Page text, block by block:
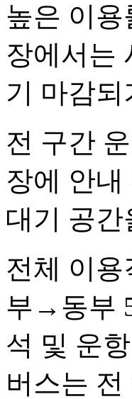
높은 이
장에서는
기 마감되
전 구간
장에 안
대기 공
전체 이
부→동부
석 및 운
버스는